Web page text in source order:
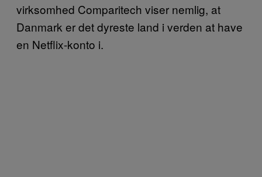
virksomhed Comparitech viser nemlig, at
Danmark er det dyreste land i verden at have
en Netflix-konto i.